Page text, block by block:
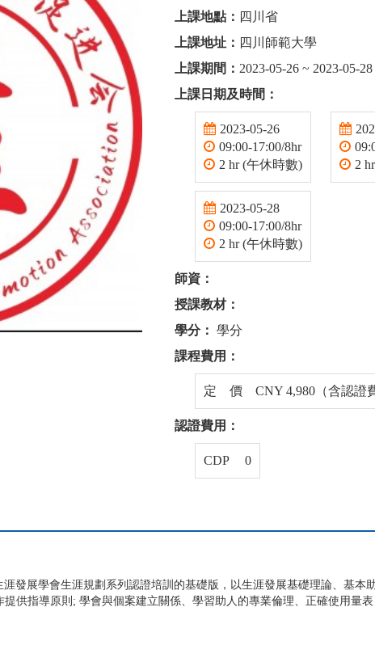
上課地點： 四川省
上課地址： 四川師範大學
上課期間： 2023-05-26 ~ 2023-05-28
上課日期及時間：
2023-05-26
09:00-17:00/8hr
2 hr (午休時數)
2
2023-05-28
09:00-17:00/8hr
2 hr (午休時數)
師資：
授課教材：
學分： 學分
課程費用：
定 價 CNY 4,980（含認證費
認證費用：
CDP 0
發展學會生涯規劃系列認證培訓的基礎版，以生涯發展基礎理論、基本
供指導原則; 學會與個案建立關係、學習助人的專業倫理、正確使用量